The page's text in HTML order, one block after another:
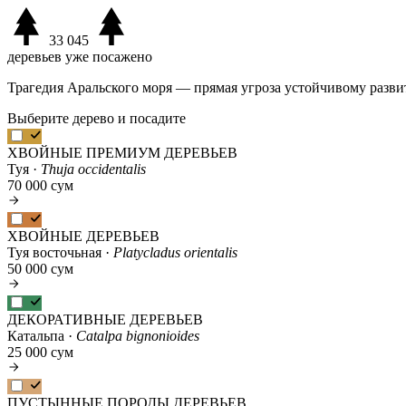
33 045
деревьев уже посажено
Трагедия Аральского моря — прямая угроза устойчивому
Выберите дерево и посадите
ХВОЙНЫЕ ПРЕМИУМ ДЕРЕВЬЕВ
Туя · Thuja occidentalis
70 000 сум
ХВОЙНЫЕ ДЕРЕВЬЕВ
Туя восточьная · Platycladus orientalis
50 000 сум
ДЕКОРАТИВНЫЕ ДЕРЕВЬЕВ
Катальпа · Catalpa bignonioides
25 000 сум
ПУСТЫННЫЕ ПОРОДЫ ДЕРЕВЬЕВ